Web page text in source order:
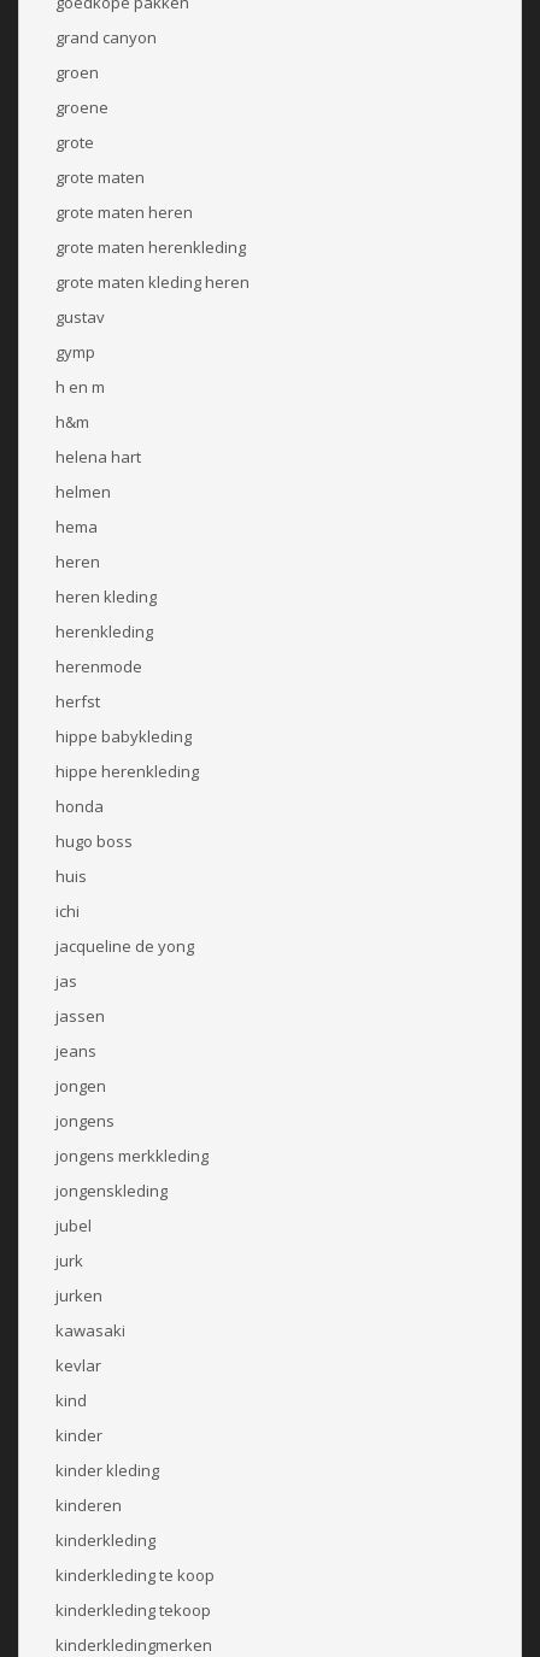
grand canyon
groen
groene
grote
grote maten
grote maten heren
grote maten herenkleding
grote maten kleding heren
gustav
gymp
h en m
h&m
helena hart
helmen
hema
heren
heren kleding
herenkleding
herenmode
herfst
hippe babykleding
hippe herenkleding
honda
hugo boss
huis
ichi
jacqueline de yong
jas
jassen
jeans
jongen
jongens
jongens merkkleding
jongenskleding
jubel
jurk
jurken
kawasaki
kevlar
kind
kinder
kinder kleding
kinderen
kinderkleding
kinderkleding te koop
kinderkleding tekoop
kinderkledingmerken